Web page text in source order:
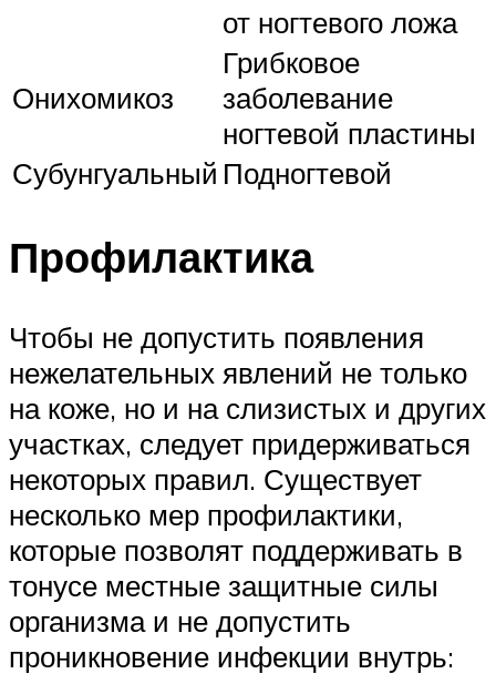
от ногтевого ложа
Онихомикоз
Грибковое
заболевание
ногтевой пластины
Субунгуальный Подногтевой
Профилактика
Чтобы не допустить появления
нежелательных явлений не только
на коже, но и на слизистых и других
участках, следует придерживаться
некоторых правил. Существует
несколько мер профилактики,
которые позволят поддерживать в
тонусе местные защитные силы
организма и не допустить
проникновение инфекции внутрь: